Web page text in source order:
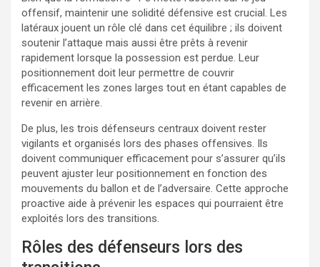
offensif, maintenir une solidité défensive est crucial. Les
latéraux jouent un rôle clé dans cet équilibre ; ils doivent
soutenir l’attaque mais aussi être prêts à revenir
rapidement lorsque la possession est perdue. Leur
positionnement doit leur permettre de couvrir
efficacement les zones larges tout en étant capables de
revenir en arrière.
De plus, les trois défenseurs centraux doivent rester
vigilants et organisés lors des phases offensives. Ils
doivent communiquer efficacement pour s’assurer qu’ils
peuvent ajuster leur positionnement en fonction des
mouvements du ballon et de l’adversaire. Cette approche
proactive aide à prévenir les espaces qui pourraient être
exploités lors des transitions.
Rôles des défenseurs lors des